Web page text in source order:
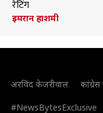
रेटिंग
इमरान हाशमी
अरविंद केजरीवाल
#NewsBytesExclusive